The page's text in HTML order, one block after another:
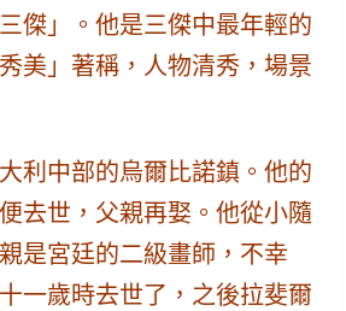
傑」。他是三傑中最年輕的
美」著稱，人物清秀，場景
利中部的烏爾比諾鎮。他的
去世，父親再娶。他從小隨
是宮廷的二級畫師，不幸
一歲時去世了，之後拉斐爾